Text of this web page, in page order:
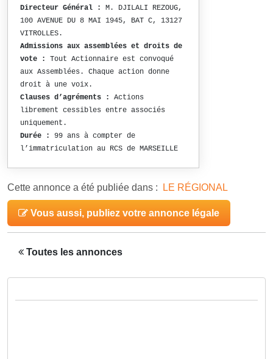
Directeur Général :
M. DJILALI REZOUG,
100 AVENUE DU 8 MAI 1945, BAT C, 13127
VITROLLES.
Admissions aux assemblées et droits de
vote : Tout Actionnaire est convoqué
aux Assemblées. Chaque action donne
droit à une voix.
Clauses d’agréments :
Actions
librement cessibles entre associés
uniquement.
Durée :
99 ans à compter de
l’immatriculation au RCS de MARSEILLE
Cette annonce a été publiée dans : LE RÉGIONAL
Vous aussi, publiez votre annonce légale
Toutes les annonces